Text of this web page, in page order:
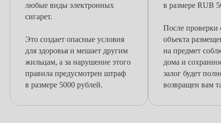
любые виды электронных
сигарет.
Это создает опасные условия
для здоровья и мешает другим
жильцам, а за нарушение этого
правила предусмотрен штраф
в размере 5000 рублей.
в размере RUB
После проверки
объекта
на предмет
дома и
залог будет
возвращен вам